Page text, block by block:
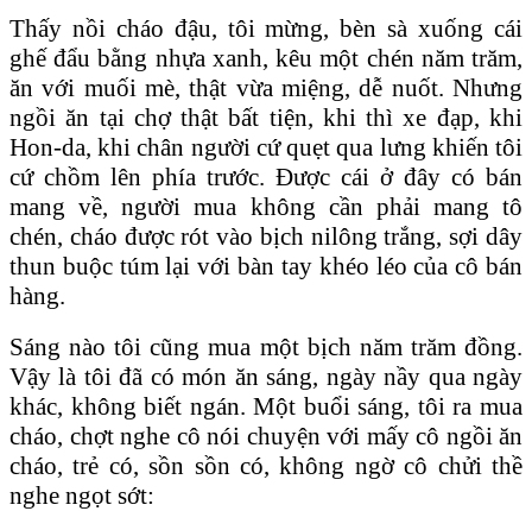
Thấy nồi cháo đậu, tôi mừng, bèn sà xuống cái
ghế đẩu bằng nhựa xanh, kêu một chén năm trăm,
ăn với muối mè, thật vừa miệng, dễ nuốt. Nhưng
ngồi ăn tại chợ thật bất tiện, khi thì xe đạp, khi
Hon-da, khi chân người cứ quẹt qua lưng khiến tôi
cứ chồm lên phía trước. Được cái ở đây có bán
mang về, người mua không cần phải mang tô
chén, cháo được rót vào bịch nilông trắng, sợi dây
thun buộc túm lại với bàn tay khéo léo của cô bán
hàng.
Sáng nào tôi cũng mua một bịch năm trăm đồng.
Vậy là tôi đã có món ăn sáng, ngày nầy qua ngày
khác, không biết ngán. Một buổi sáng, tôi ra mua
cháo, chợt nghe cô nói chuyện với mấy cô ngồi ăn
cháo, trẻ có, sồn sồn có, không ngờ cô chửi thề
nghe ngọt sớt: